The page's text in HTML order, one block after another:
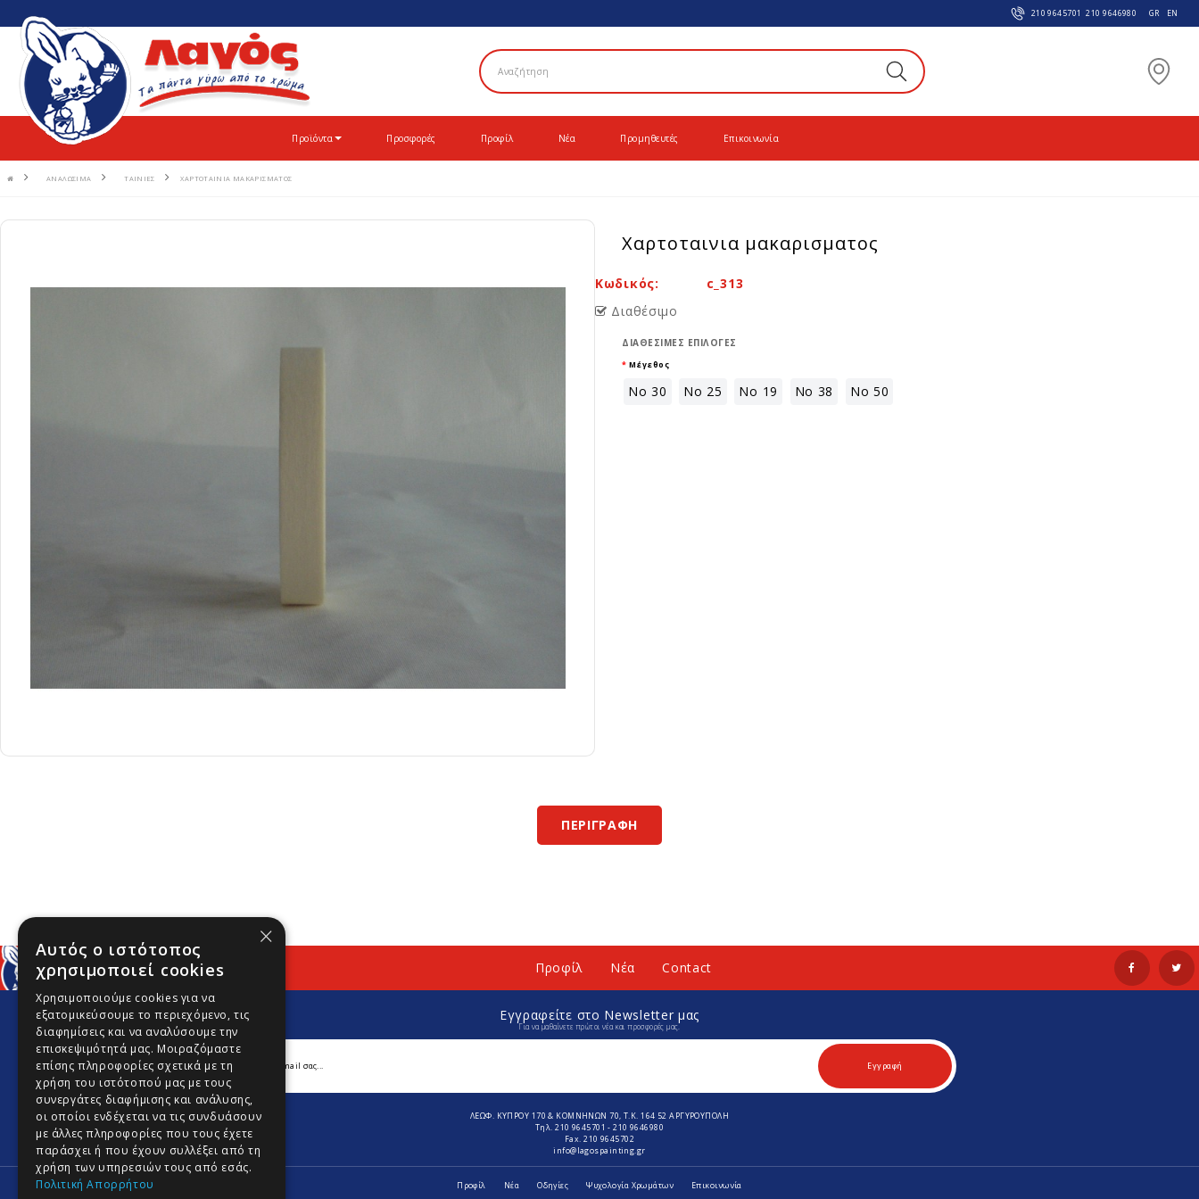
210 9645701 210 9646980 GR EN
Προϊόντα Προσφορές Προφίλ Νέα Προμηθευτές Επικοινωνία
ΑΝΑΛΩΣIΜΑ ΤΑΙΝΙΕΣ ΧΑΡΤΟΤΑΙΝΙΑ ΜΑΚΑΡΙΣΜΑΤΟΣ
χαρτοταινια μακαρισματος
Κωδικός:
c_313
Διαθέσιμο
ΔΙΑΘΈΣΙΜΕΣ ΕΠΙΛΟΓΈΣ
Μέγεθος
Νο 30 Νο 25 Νο 19 Νο 38 Νο 50
ΠΕΡΙΓΡΑΦΉ
Προφίλ Νέα Contact
Εγγραφείτε στο Νewsletter μας
Για να μαθαίνετε πρώτοι νέα και προσφορές μας.
Εγγραφή
ΛΕΩΦ. ΚΥΠΡΟΥ 170 & ΚΟΜΝΗΝΩΝ 70, Τ.Κ. 164 52 ΑΡΓΥΡΟΥΠΟΛΗ
Τηλ.210 9645701 -210 9646980
Fax.210 9645702
info@lagospainting.gr
Προφίλ Νέα Οδηγίες Ψυχολογία Χρωμάτων Επικοινωνία
×
Αυτός ο ιστότοπος
χρησιμοποιεί cookies
Χρησιμοποιούμε cookies για να
εξατομικεύσουμε το περιεχόμενο, τις
διαφημίσεις και να αναλύσουμε την
επισκεψιμότητά μας. Μοιραζόμαστε
επίσης πληροφορίες σχετικά με τη
χρήση του ιστότοπού μας με τους
συνεργάτες διαφήμισης και ανάλυσης,
οι οποίοι ενδέχεται να τις συνδυάσουν
με άλλες πληροφορίες που τους έχετε
παράσχει ή που έχουν συλλέξει από τη
χρήση των υπηρεσιών τους από εσάς.
Πολιτική Απορρήτου